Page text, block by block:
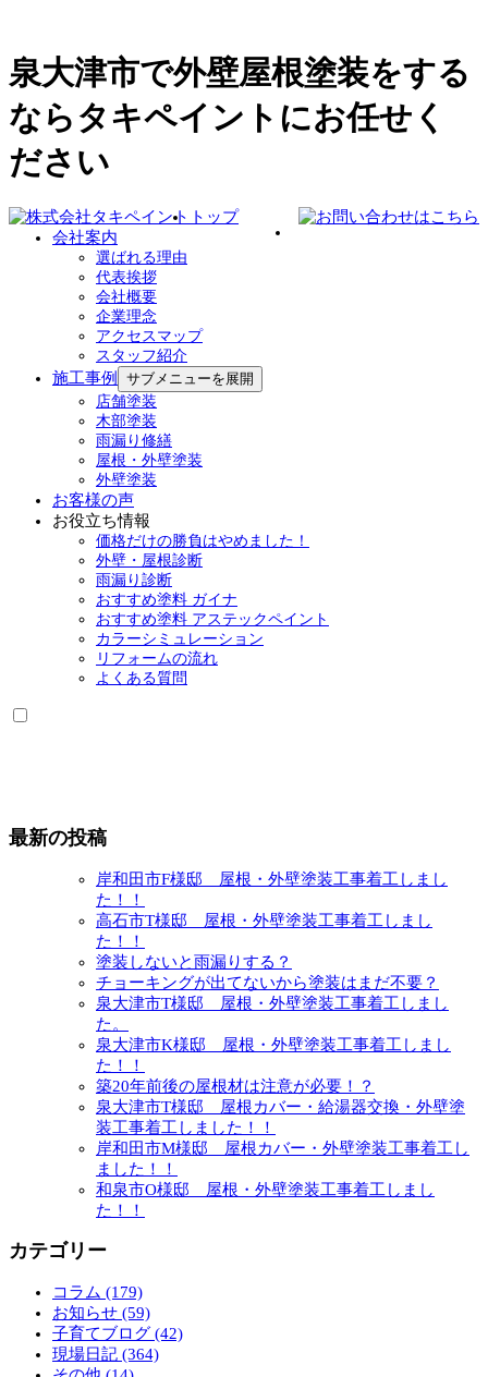
泉大津市で外壁屋根塗装をする
ならタキペイントにお任せく
ださい
トップ
会社案内
選ばれる理由
代表挨拶
会社概要
企業理念
アクセスマップ
スタッフ紹介
施工事例
サブメニューを展開
店舗塗装
木部塗装
雨漏り修繕
屋根・外壁塗装
外壁塗装
お客様の声
お役立ち情報
価格だけの勝負はやめました！
外壁・屋根診断
雨漏り診断
おすすめ塗料 ガイナ
おすすめ塗料 アステックペイント
カラーシミュレーション
リフォームの流れ
よくある質問
最新の投稿
岸和田市F様邸 屋根・外壁塗装工事着工しまし
た！！
高石市T様邸 屋根・外壁塗装工事着工しまし
た！！
塗装しないと雨漏りする？
チョーキングが出てないから塗装はまだ不要？
泉大津市T様邸 屋根・外壁塗装工事着工しまし
た。
泉大津市K様邸 屋根・外壁塗装工事着工しまし
た！！
築20年前後の屋根材は注意が必要！？
泉大津市T様邸 屋根カバー・給湯器交換・外壁塗
装工事着工しました！！
岸和田市M様邸 屋根カバー・外壁塗装工事着工し
ました！！
和泉市O様邸 屋根・外壁塗装工事着工しまし
た！！
カテゴリー
コラム (179)
お知らせ (59)
子育てブログ (42)
現場日記 (364)